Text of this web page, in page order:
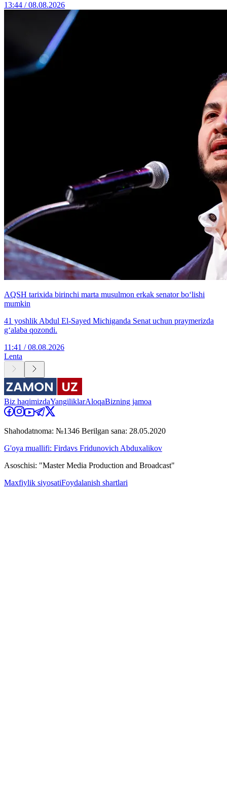
13:44 / 08.08.2026
AQSH tarixida birinchi marta musulmon erkak senator bo‘lishi
mumkin
41 yoshlik Abdul El-Sayed Michiganda Senat uchun praymerizda
g‘alaba qozondi.
11:41 / 08.08.2026
Lenta
Biz haqimizdaYangiliklarAloqaBizning jamoa
Shahodatnoma: №1346 Berilgan sana: 28.05.2020
G'oya muallifi: Firdavs Fridunovich Abduxalikov
Asoschisi: "Master Media Production and Broadcast"
Maxfiylik siyosatiFoydalanish shartlari